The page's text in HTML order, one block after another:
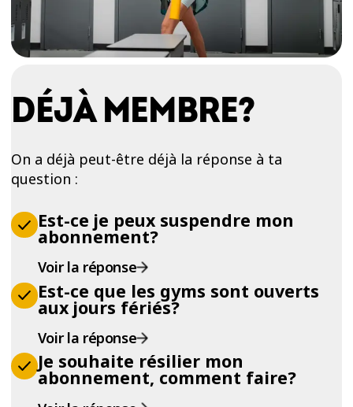
DÉJÀ MEMBRE?
On a déjà peut-être déjà la réponse à ta
question :
Est-ce je peux suspendre mon
abonnement?
Voir la réponse
Est-ce que les gyms sont ouverts
aux jours fériés?
Voir la réponse
Je souhaite résilier mon
abonnement, comment faire?